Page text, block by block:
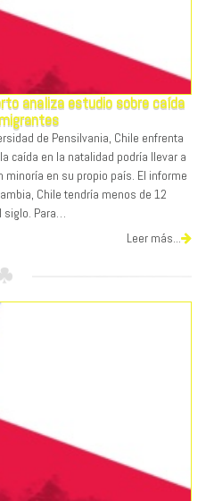
analiza estudio sobre caída
de Pensilvania, Chile enfrenta
caída en la natalidad podría llevar a
en su propio país. El informe
Chile tendría menos de 12
siglo. Para…
Leer más...